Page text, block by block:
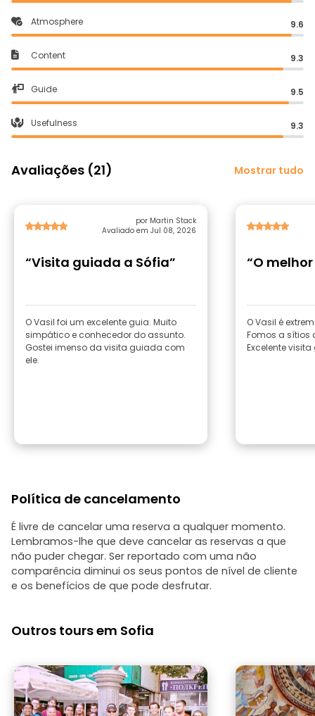
Atmosphere 9.6
Content 9.3
Guide 9.5
Usefulness 9.3
Avaliações (21) Mostrar tudo
por Martin Stack
Avaliado em Jul 08, 2026
“Visita guiada a Sófia”
O Vasil foi um excelente guia. Muito
simpático e conhecedor do assunto.
Gostei imenso da visita guiada com
ele.
“O
O Vasil é
Fomos a sítios
Excelente
Política de cancelamento
É livre de cancelar uma reserva a qualquer momento.
Lembramos-lhe que deve cancelar as reservas a que
não puder chegar. Ser reportado com uma não
comparência diminui os seus pontos de nível de cliente
e os benefícios de que pode desfrutar.
Outros tours em Sofia